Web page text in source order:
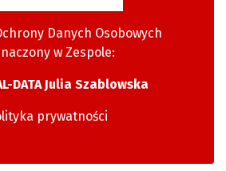
Danych Osobowych
w Zespole:
DATA Julia Szablowska
prywatności